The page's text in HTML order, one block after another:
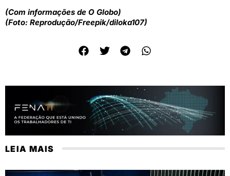
(Com informações de O Globo)
(Foto: Reprodução/Freepik/diloka107)
LEIA MAIS